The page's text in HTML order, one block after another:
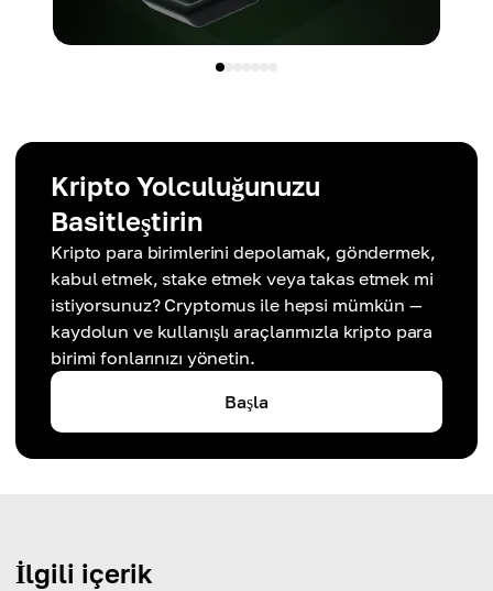
Kripto Yolculuğunuzu
Basitleştirin
Kripto para birimlerini depolamak, göndermek,
kabul etmek, stake etmek veya takas etmek mi
istiyorsunuz? Cryptomus ile hepsi mümkün —
kaydolun ve kullanışlı araçlarımızla kripto para
birimi fonlarınızı yönetin.
Başla
İlgili içerik